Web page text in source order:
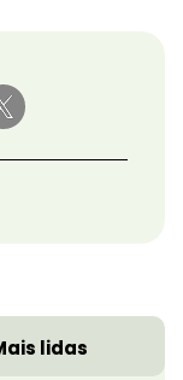
lidas